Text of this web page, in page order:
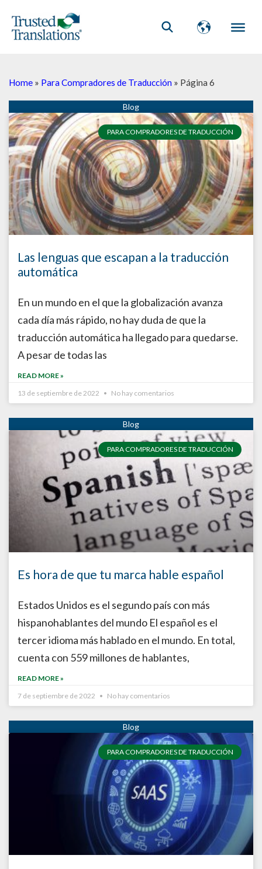
Home » Para Compradores de Traducción » Página 6
PARA COMPRADORES DE TRADUCCIÓN
Las lenguas que escapan a la traducción
automática
En un mundo en el que la globalización avanza
cada día más rápido, no hay duda de que la
traducción automática ha llegado para quedarse.
A pesar de todas las
READ MORE »
13 de septiembre de 2022
No hay comentarios
PARA COMPRADORES DE TRADUCCIÓN
Es hora de que tu marca hable español
Estados Unidos es el segundo país con más
hispanohablantes del mundo El español es el
tercer idioma más hablado en el mundo. En total,
cuenta con 559 millones de hablantes,
READ MORE »
7 de septiembre de 2022
No hay comentarios
PARA COMPRADORES DE TRADUCCIÓN
PáginaPágina
Página